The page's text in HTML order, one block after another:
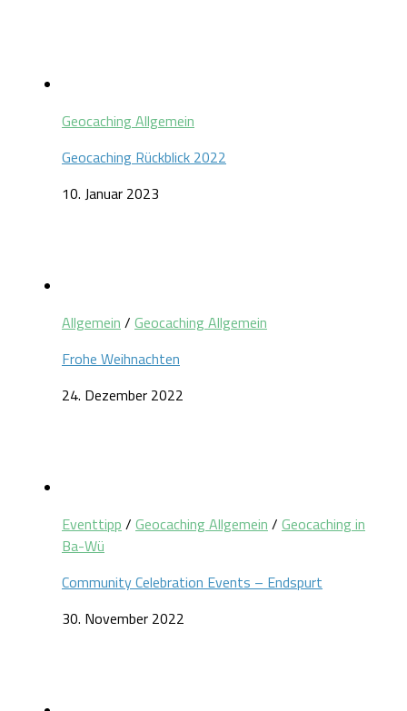
Geocaching Allgemein
Geocaching Rückblick 2022
10. Januar 2023
Allgemein / Geocaching Allgemein
Frohe Weihnachten
24. Dezember 2022
Eventtipp / Geocaching Allgemein / Geocaching in
Ba-Wü
Community Celebration Events – Endspurt
30. November 2022